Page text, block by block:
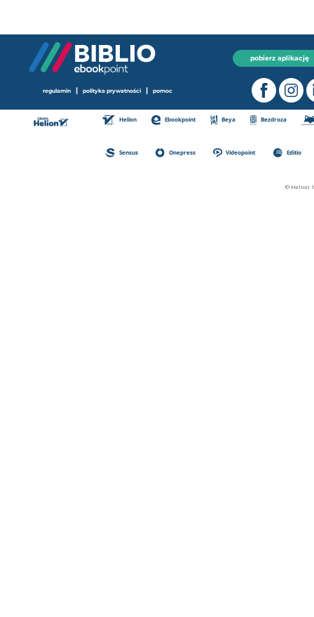
pobierz aplikację
regulamin | polityka prywatności | pomoc
Helion Ebookpoint Beya Bezdroza
Sensus Onepress Videopoint Editio
© Helion